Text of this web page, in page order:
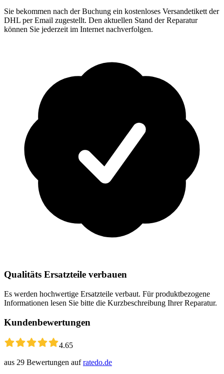
Sie bekommen nach der Buchung ein kostenloses Versandetikett der
DHL per Email zugestellt. Den aktuellen Stand der Reparatur
können Sie jederzeit im Internet nachverfolgen.
Qualitäts Ersatzteile verbauen
Es werden hochwertige Ersatzteile verbaut. Für produktbezogene
Informationen lesen Sie bitte die Kurzbeschreibung Ihrer Reparatur.
Kundenbewertungen
4.65
aus 29 Bewertungen auf ratedo.de